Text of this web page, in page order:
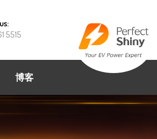
5515
博客